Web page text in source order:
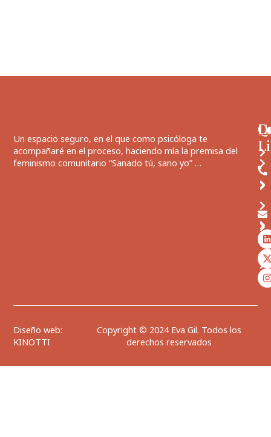
Un espacio seguro, en el que como psicóloga te
acompañaré en el proceso, haciendo mía la premisa del
feminismo comunitario “Sanado tú, sano yo” …
i
i
-
t
i
t
t
I
s
t
r
Diseño web:
KINOTTI
Copyright © 2024 Eva Gil. Todos los
derechos reservados